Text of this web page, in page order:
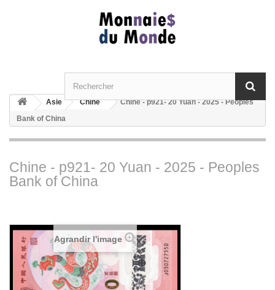
Asie Chine
Chine - p921- 20 Yuan - 2025 - Peoples
Bank of China
Chine - p921- 20 Yuan - 2025 - Peoples
Bank of China
Agrandir l'image